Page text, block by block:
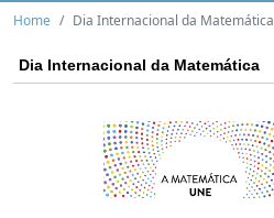
Home Dia Internacional da Matemática
Dia Internacional da Matemática